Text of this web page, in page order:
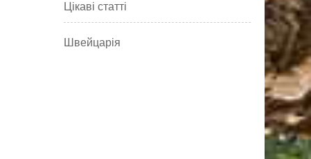
Цікаві статті
Швейцарія